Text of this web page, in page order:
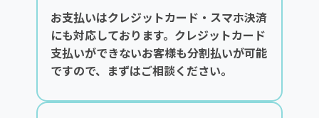
お支払いはクレジットカード・スマホ決済
にも対応しております。クレジットカード
支払いができないお客様も分割払いが可能
ですので、まずはご相談ください。